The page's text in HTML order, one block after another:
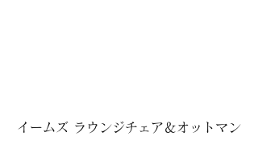
イームズ ラウンジチェア＆オットマン